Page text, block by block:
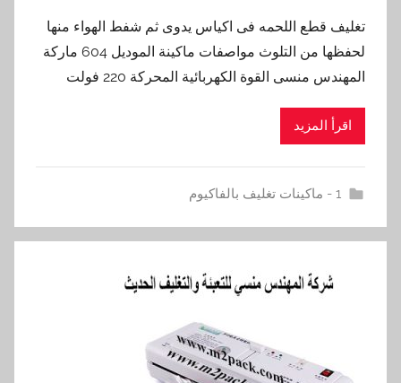
تغليف قطع اللحمه فى اكياس يدوى ثم شفط الهواء منها
لحفظها من التلوث مواصفات ماكينة الموديل 604 ماركة
المهندس منسى القوة الكهربائية المحركة 220 فولت
اقرأ المزيد
1 - ماكينات تغليف بالفاكيوم